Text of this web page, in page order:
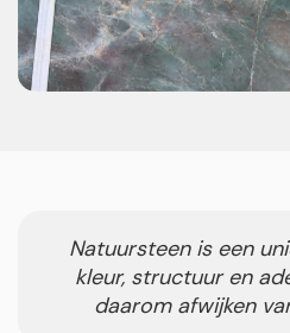
Natuursteen is een
kleur, structuur en
daarom afwijken